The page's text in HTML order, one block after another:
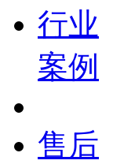
行业
案例
售后